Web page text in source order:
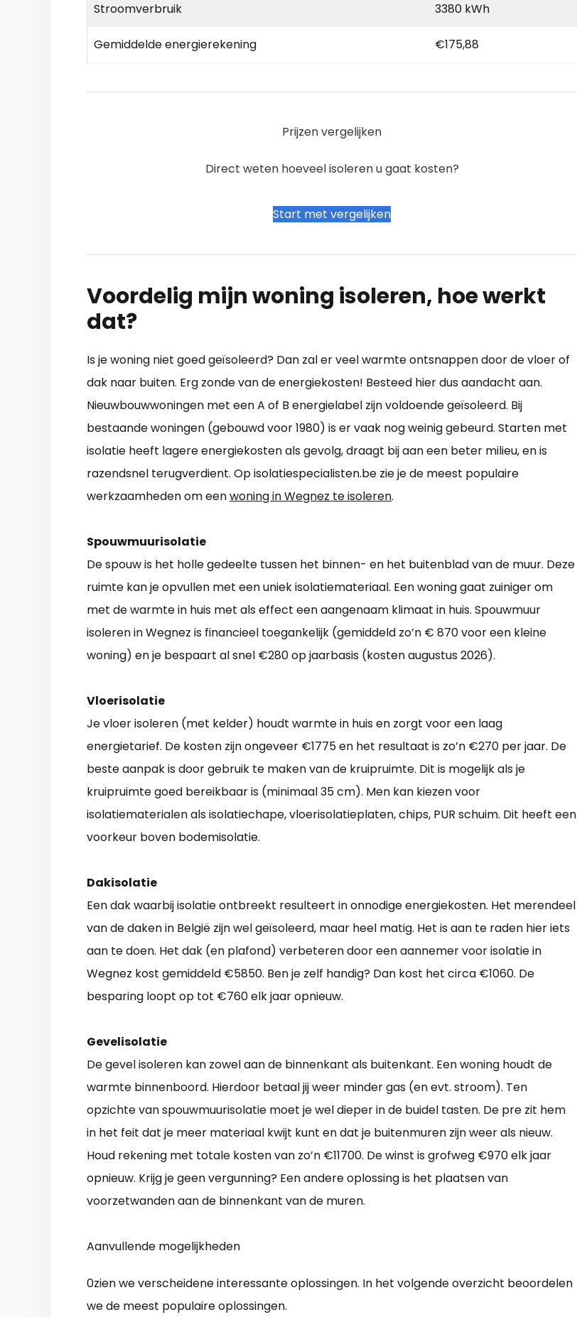
Stroomverbruik 3380 kWh
Gemiddelde energierekening €175,88
Prijzen vergelijken
Direct weten hoeveel isoleren u gaat kosten?
Start met vergelijken
Voordelig mijn woning isoleren, hoe werkt
dat?
Is je woning niet goed geïsoleerd? Dan zal er veel warmte ontsnappen door de vloer of
dak naar buiten. Erg zonde van de energiekosten! Besteed hier dus aandacht aan.
Nieuwbouwwoningen met een A of B energielabel zijn voldoende geïsoleerd. Bij
bestaande woningen (gebouwd voor 1980) is er vaak nog weinig gebeurd. Starten met
isolatie heeft lagere energiekosten als gevolg, draagt bij aan een beter milieu, en is
razendsnel terugverdient. Op isolatiespecialisten.be zie je de meest populaire
werkzaamheden om eenwoning in Wegnez te isoleren.
Spouwmuurisolatie
De spouw is het holle gedeelte tussen het binnen- en het buitenblad van de muur. Deze
ruimte kan je opvullen met een uniek isolatiemateriaal. Een woning gaat zuiniger om
met de warmte in huis met als effect een aangenaam klimaat in huis. Spouwmuur
isoleren in Wegnez is financieel toegankelijk (gemiddeld zo’n € 870 voor een kleine
woning) en je bespaart al snel €280 op jaarbasis (kosten augustus 2026).
Vloerisolatie
Je vloer isoleren (met kelder) houdt warmte in huis en zorgt voor een laag
energietarief. De kosten zijn ongeveer €1775 en het resultaat is zo’n €270 per jaar. De
beste aanpak is door gebruik te maken van de kruipruimte. Dit is mogelijk als je
kruipruimte goed bereikbaar is (minimaal 35 cm). Men kan kiezen voor
isolatiematerialen als isolatiechape, vloerisolatieplaten, chips, PUR schuim. Dit heeft een
voorkeur boven bodemisolatie.
Dakisolatie
Een dak waarbij isolatie ontbreekt resulteert in onnodige energiekosten. Het merendeel
van de daken in België zijn wel geïsoleerd, maar heel matig. Het is aan te raden hier iets
aan te doen. Het dak (en plafond) verbeteren door een aannemer voor isolatie in
Wegnez kost gemiddeld €5850. Ben je zelf handig? Dan kost het circa €1060. De
besparing loopt op tot €760 elk jaar opnieuw.
Gevelisolatie
De gevel isoleren kan zowel aan de binnenkant als buitenkant. Een woning houdt de
warmte binnenboord. Hierdoor betaal jij weer minder gas (en evt. stroom). Ten
opzichte van spouwmuurisolatie moet je wel dieper in de buidel tasten. De pre zit hem
in het feit dat je meer materiaal kwijt kunt en dat je buitenmuren zijn weer als nieuw.
Houd rekening met totale kosten van zo’n €11700. De winst is grofweg €970 elk jaar
opnieuw. Krijg je geen vergunning? Een andere oplossing is het plaatsen van
voorzetwanden aan de binnenkant van de muren.
Aanvullende mogelijkheden
0zien we verscheidene interessante oplossingen. In het volgende overzicht beoordelen
we de meest populaire oplossingen.